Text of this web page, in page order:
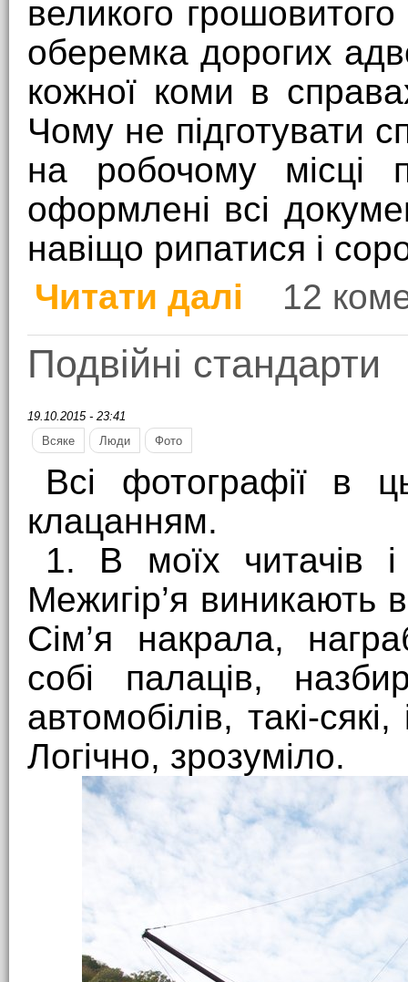
великого
оберемка дорогих
кожної коми в
Чому не підготувати
на робочому місці
оформлені всі
навіщо рипатися і
Читати далі
про Про арешт
12
Подвійні стандарти
19.10.2015 - 23:41
Всяке
Люди Фото
Всі фотографії в
клацанням.
1. В моїх читачів і
Межигір’я виникають
Сім’я накрала,
собі палаців,
автомобілів, такі-
Логічно, зрозуміло.